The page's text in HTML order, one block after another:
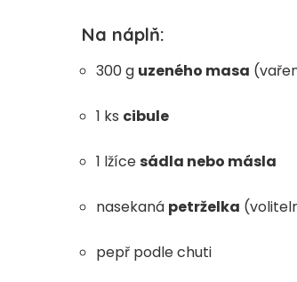
Na náplň:
300 g uzeného masa
1 ks cibule
1 lžícesádla nebo másla
nasekaná petrželka
pepř podle chuti